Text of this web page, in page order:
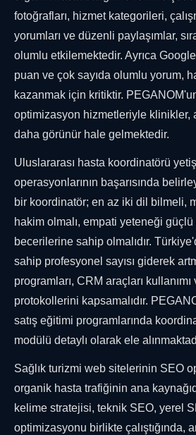
fotoğrafları, hizmet kategorileri,
yorumları ve düzenli paylaşımlar,
olumlu etkilemektedir. Ayrıca
puan ve çok sayıda olumlu yorum,
kazanmak için kritiktir.
optimizasyon hizmetleriyle klinikler,
daha görünür hale gelmektedir.
Uluslararası hasta koordinatörü
operasyonlarının başarısında
bir koordinatör; en az iki dil bilmeli,
hakim olmalı, empati yeteneği güçlü
becerilerine sahip olmalıdır.
sahip profesyonel sayısı giderek
programları, CRM araçları
protokollerini kapsamalıdır.
satış eğitimi programlarında
modülü detaylı olarak ele
Sağlık turizmi web sitelerinin SEO
organik hasta trafiğinin ana
kelime stratejisi, teknik SEO, yerel
optimizasyonu birlikte çalıştığında,